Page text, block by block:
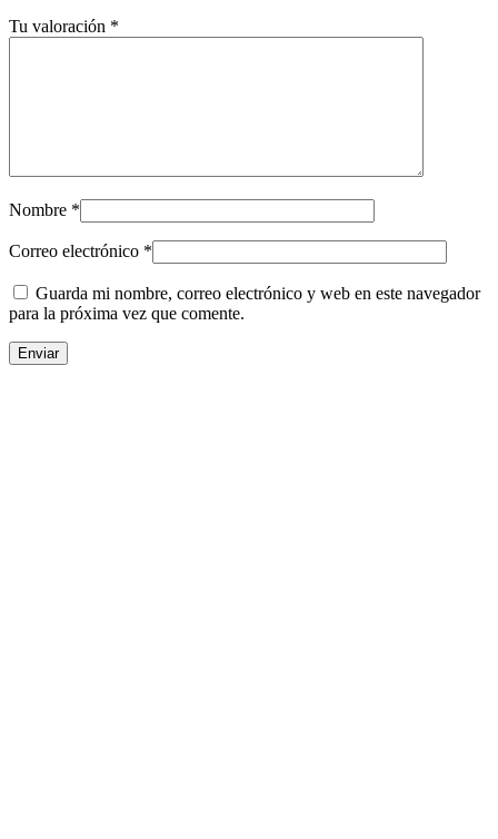
Tu valoración *
Nombre *
Correo electrónico *
Guarda mi nombre, correo electrónico y web en este navegador
para la próxima vez que comente.